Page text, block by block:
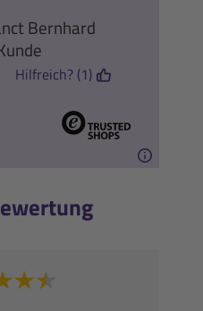
Bernhard
Hilfreich? (1)